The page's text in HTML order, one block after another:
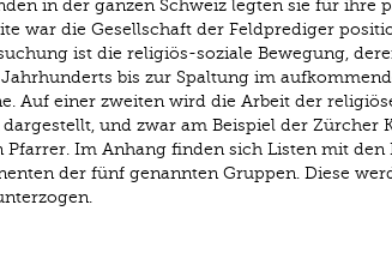
in der ganzen Schweiz legten sie für ihre
war die Gesellschaft der Feldprediger
ist die religiös-soziale Bewegung,
bis zur Spaltung im
Auf einer zweiten wird die Arbeit der
und zwar am Beispiel der Zürcher
Im Anhang finden sich Listen mit den
der fünf genannten Gruppen. Diese